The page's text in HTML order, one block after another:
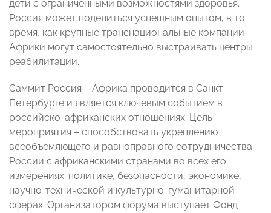
дети с ограниченными возможностями здоровья.
Россия может поделиться успешным опытом, в то
время, как крупные транснациональные компании
Африки могут самостоятельно выстраивать центры
реабилитации.
Саммит Россия – Африка проводится в Санкт-
Петербурге и является ключевым событием в
российско-африканских отношениях. Цель
мероприятия – способствовать укреплению
всеобъемлющего и равноправного сотрудничества
России с африканскими странами во всех его
измерениях: политике, безопасности, экономике,
научно-технической и культурно-гуманитарной
сферах. Организатором форума выступает Фонд